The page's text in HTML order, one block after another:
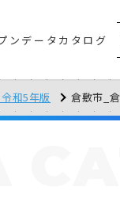
ンデータカタログ
和5年版 倉敷市_